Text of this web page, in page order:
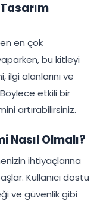
en çok
bu kitleyi
alanlarını ve
etkili bir
artırabilirsiniz.
Nasıl Olmalı?
ihtiyaçlarına
Kullanıcı dostu
ve güvenlik gibi